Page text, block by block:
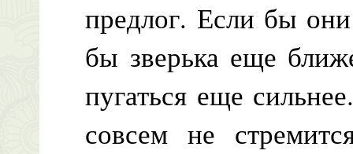
предлог. Если бы
бы зверька еще
пугаться еще
совсем не